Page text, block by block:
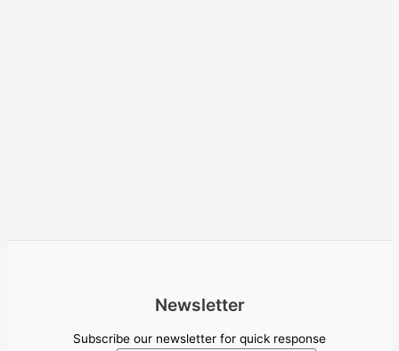
Newsletter
Subscribe our newsletter for quick response